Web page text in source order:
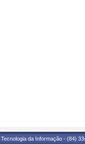
da Informação - (84)